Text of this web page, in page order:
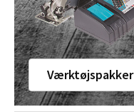
Værktøjspakker